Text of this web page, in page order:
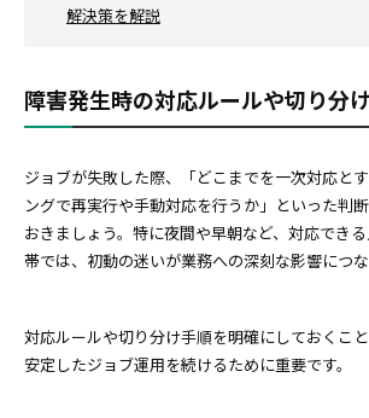
解決策を解説
障害発生時の対応ルールや切り分
ジョブが失敗した際、「どこまでを一次対応と
ングで再実行や手動対応を行うか」といった判
おきましょう。特に夜間や早朝など、対応でき
帯では、初動の迷いが業務への深刻な影響につな
対応ルールや切り分け手順を明確にしておくこ
安定したジョブ運用を続けるために重要です。